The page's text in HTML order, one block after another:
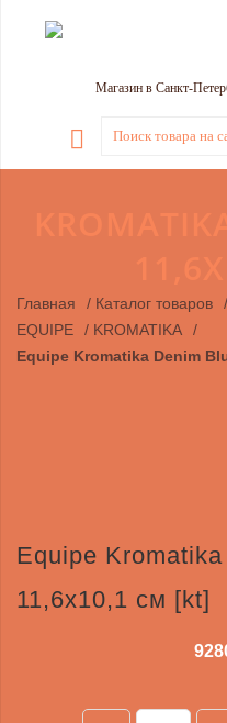
Магазин в Санкт-
Главная / Каталог товаров /
EQUIPE
/ KROMATIKA
/
Equipe Kromatika Denim
Equipe
11,6х10,1 см [kt]